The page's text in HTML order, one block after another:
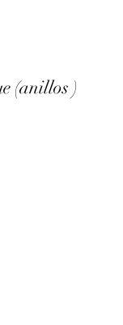
(anillos )